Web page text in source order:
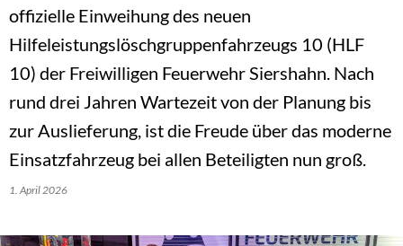
offizielle Einweihung des neuen
Hilfeleistungslöschgruppenfahrzeugs 10 (HLF
10) der Freiwilligen Feuerwehr Siershahn. Nach
rund drei Jahren Wartezeit von der Planung bis
zur Auslieferung, ist die Freude über das moderne
Einsatzfahrzeug bei allen Beteiligten nun groß.
1. April 2026